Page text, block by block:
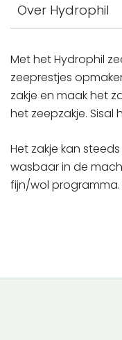
Over Hydrophil
Met het Hydrophil
zeeprestjes
zakje en maak het
het zeepzakje.
Het zakje kan
wasbaar in de
fijn/wol programma.